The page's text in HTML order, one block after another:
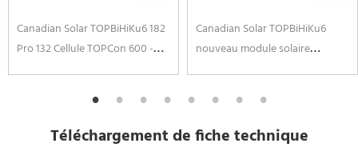
Canadian Solar TOPBiHiKu6 182
Pro 132 Cellule TOPCon 600 -
Double verre Panneaux Solaires
Canadian Solar TOPBiHiKu6
nouveau module solaire
660w 650w 645W 640w 635W
Double verre Panneaux Solaires
Téléchargement de fiche technique